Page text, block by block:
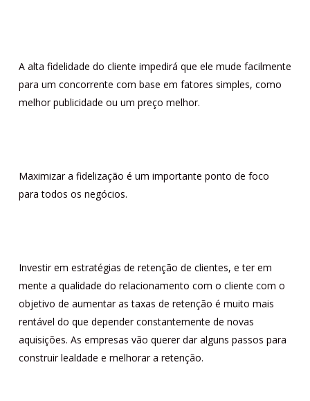
A alta fidelidade do cliente impedirá que ele mude facilmente
para um concorrente com base em fatores simples, como
melhor publicidade ou um preço melhor.
Maximizar a fidelização é um importante ponto de foco
para todos os negócios.
Investir em estratégias de retenção de clientes, e ter em
mente a qualidade do relacionamento com o cliente com o
objetivo de aumentar as taxas de retenção é muito mais
rentável do que depender constantemente de novas
aquisições. As empresas vão querer dar alguns passos para
construir lealdade e melhorar a retenção.